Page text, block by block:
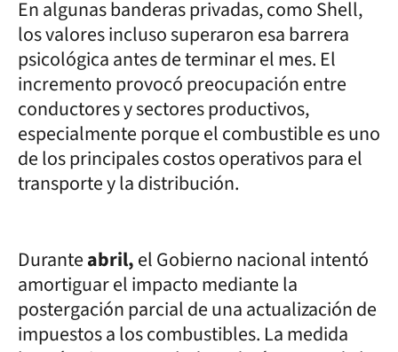
En algunas banderas privadas, como Shell,
los valores incluso superaron esa barrera
psicológica antes de terminar el mes. El
incremento provocó preocupación entre
conductores y sectores productivos,
especialmente porque el combustible es uno
de los principales costos operativos para el
transporte y la distribución.
Duranteabril,el Gobierno nacional intentó
amortiguar el impacto mediante la
postergación parcial de una actualización de
impuestos a los combustibles. La medida